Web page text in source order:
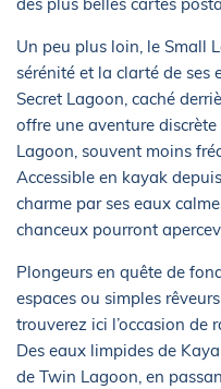
Un peu plus loin, le Small
sérénité et la clarté de ses
Secret Lagoon, caché
offre une aventure
Lagoon, souvent moins
Accessible en kayak
charme par ses eaux
chanceux pourront
Plongeurs en quête de
espaces ou simples
trouverez ici l’occasion de
Des eaux limpides de
de Twin Lagoon, en